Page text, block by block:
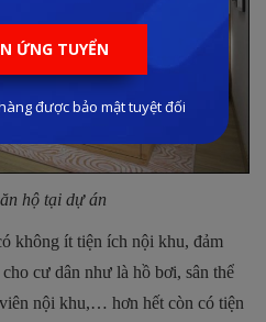
hộ tại dự án
không ít tiện ích nội khu, đảm
cư dân như là hồ bơi, sân thể
nội khu,… hơn hết còn có tiện